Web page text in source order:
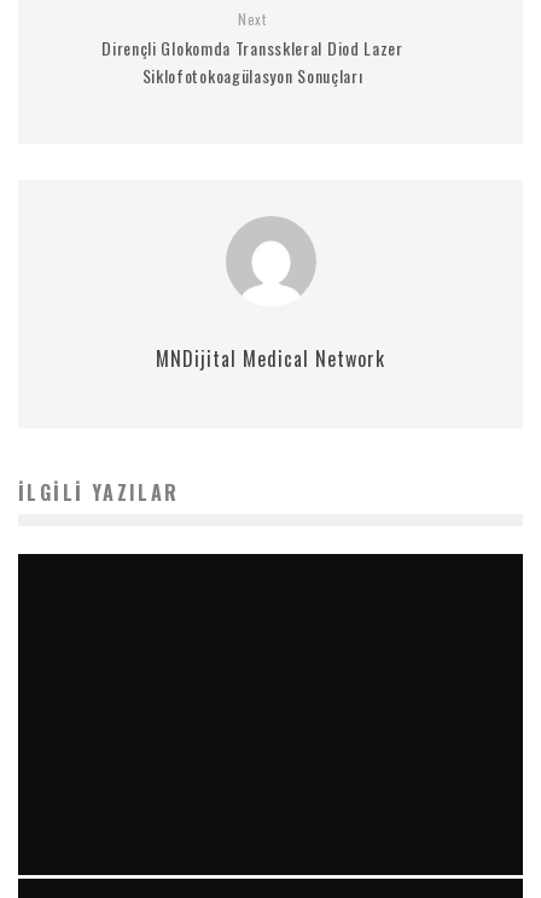
Next
Dirençli Glokomda Transskleral Diod Lazer
Siklofotokoagülasyon Sonuçları
MNDijital Medical Network
İLGILI YAZILAR